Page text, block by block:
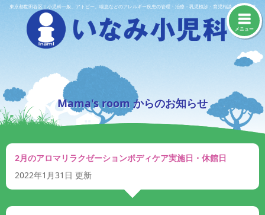
Skip東京都世田谷区｜小児科一般、アトピー、喘息などのアレルギー疾患の管理・治療・乳児検診・育児相談・予防接種
メニュー
Mama's room からのお知らせ
2月のアロマリラクゼーションボディケア実施日・休館日
2022年1月31日 更新